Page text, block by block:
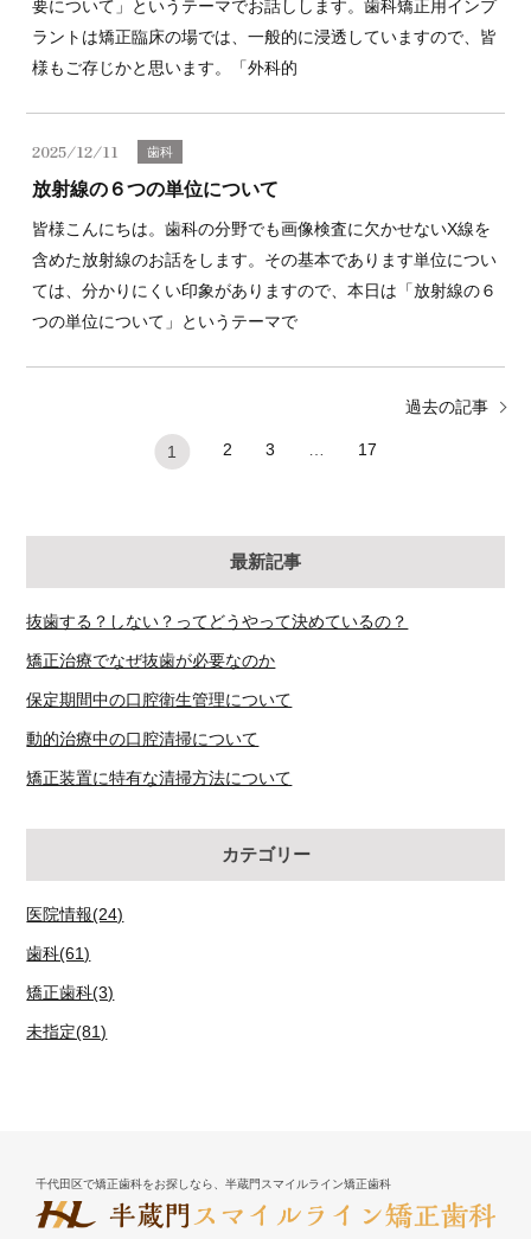
要について」というテーマでお話しします。歯科矯正用インプ
ラントは矯正臨床の場では、一般的に浸透していますので、皆
様もご存じかと思います。「外科的
2025/12/11 歯科
放射線の６つの単位について
皆様こんにちは。歯科の分野でも画像検査に欠かせないX線を
含めた放射線のお話をします。その基本であります単位につい
ては、分かりにくい印象がありますので、本日は「放射線の６
つの単位について」というテーマで
1 2 3 17
過去の記事
最新記事
抜歯する？しない？ってどうやって決めているの？
矯正治療でなぜ抜歯が必要なのか
保定期間中の口腔衛生管理について
動的治療中の口腔清掃について
矯正装置に特有な清掃方法について
カテゴリー
医院情報(24)
歯科(61)
矯正歯科(3)
未指定(81)
千代田区で矯正歯科をお探しなら、半蔵門スマイルライン矯正歯科